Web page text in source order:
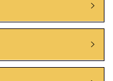

